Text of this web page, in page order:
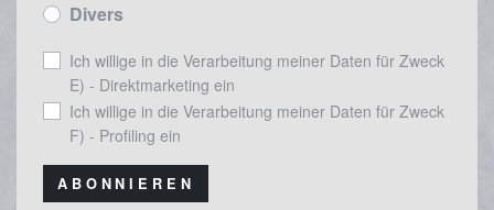
Divers
Ich willige in die Verarbeitung meiner Daten für Zweck
E) - Direktmarketing ein
Ich willige in die Verarbeitung meiner Daten für Zweck
F) - Profiling ein
ABONNIEREN